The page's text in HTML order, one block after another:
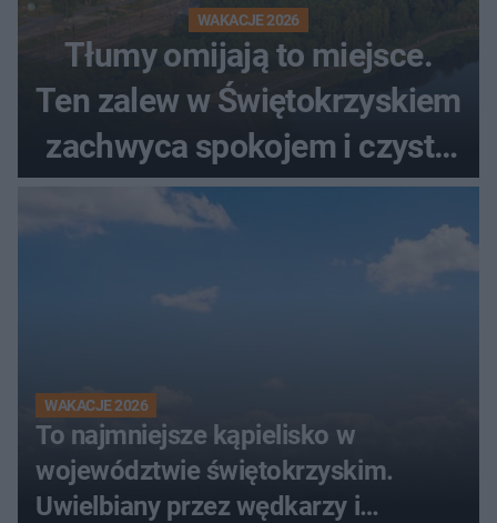
WAKACJE 2026
Tłumy omijają to miejsce.
Ten zalew w Świętokrzyskiem
zachwyca spokojem i czystą
wodą
WAKACJE 2026
To najmniejsze kąpielisko w
województwie świętokrzyskim.
Uwielbiany przez wędkarzy i